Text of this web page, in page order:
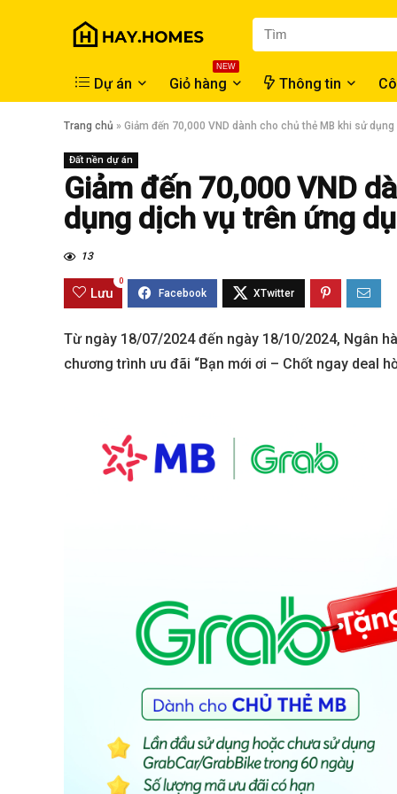
Dự án
NEW
Giỏ hàng Thông tin
Trang chủ » Giảm đến 70,000 VND dành cho chủ thẻ MB khi sử
Đất nền dự án
Giảm đến 70,000 VND
dụng dịch vụ trên ứng
13
Lưu
0
Từ ngày 18/07/2024 đến ngày 18/10/2024, Ngân
chương trình ưu đãi “Bạn mới ơi – Chốt ngay deal